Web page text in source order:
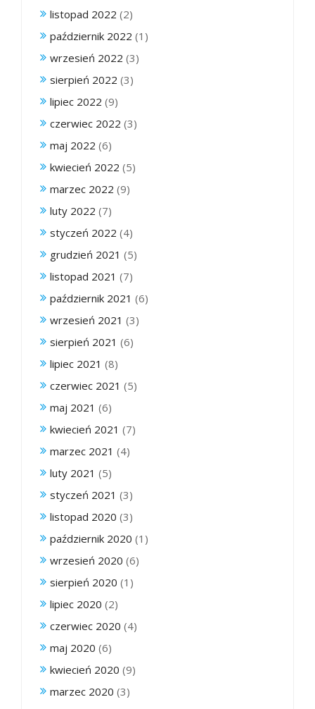
listopad 2022 (2)
październik 2022 (1)
wrzesień 2022 (3)
sierpień 2022 (3)
lipiec 2022 (9)
czerwiec 2022 (3)
maj 2022 (6)
kwiecień 2022 (5)
marzec 2022 (9)
luty 2022 (7)
styczeń 2022 (4)
grudzień 2021 (5)
listopad 2021 (7)
październik 2021 (6)
wrzesień 2021 (3)
sierpień 2021 (6)
lipiec 2021 (8)
czerwiec 2021 (5)
maj 2021 (6)
kwiecień 2021 (7)
marzec 2021 (4)
luty 2021 (5)
styczeń 2021 (3)
listopad 2020 (3)
październik 2020 (1)
wrzesień 2020 (6)
sierpień 2020 (1)
lipiec 2020 (2)
czerwiec 2020 (4)
maj 2020 (6)
kwiecień 2020 (9)
marzec 2020 (3)